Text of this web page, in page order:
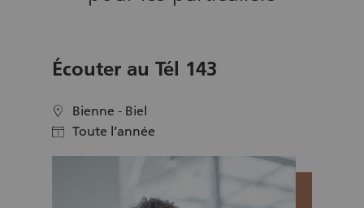
Écouter au Tél 143
location Bienne - Biel
calendar Toute l’année